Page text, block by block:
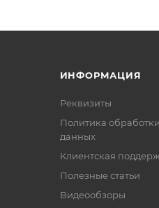
ИНФОРМАЦИЯ
Реквизиты
Политика
данных
Клиентская
Полезные статьи
Видеообзоры